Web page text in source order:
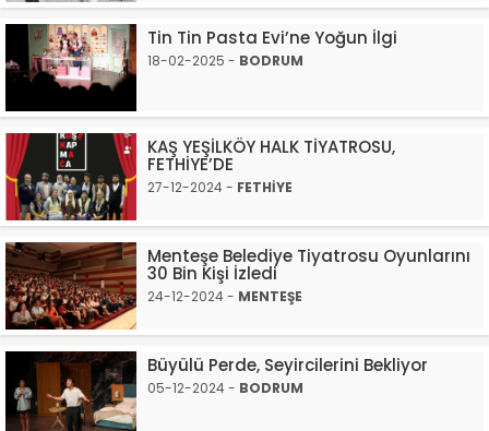
Tin Tin Pasta Evi’ne Yoğun İlgi
18-02-2025 - BODRUM
KAŞ YEŞİLKÖY HALK TİYATROSU,
FETHİYE’DE
27-12-2024 - FETHİYE
Menteşe Belediye Tiyatrosu Oyunlarını
30 Bin Kişi İzledi
24-12-2024 - MENTEŞE
Büyülü Perde, Seyircilerini Bekliyor
05-12-2024 - BODRUM